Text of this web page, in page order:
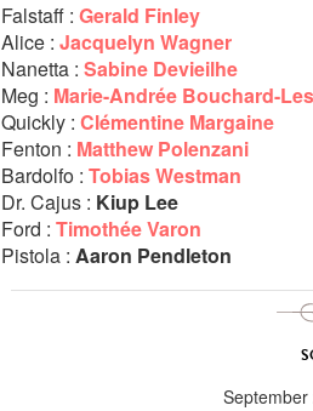
Falstaff : Gerald Finley
Alice : Jacquelyn Wagner
Nanetta : Sabine Devieilhe
Meg : Marie-Andrée Bouchard-
Quickly : Clémentine Margaine
Fenton : Matthew Polenzani
Bardolfo : Tobias Westman
Dr. Cajus : Kiup Lee
Ford : Timothée Varon
Pistola : Aaron Pendleton